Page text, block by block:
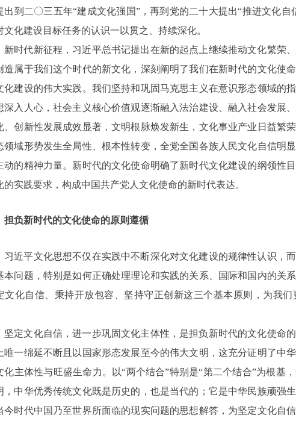
出到二〇三五年“建成文化强国”，再到党的二十大提出“推进文化
文化建设目标任务的认识一以贯之、持续深化。
新时代新征程，习近平总书记提出在新的起点上继续推动文化繁荣
造属于我们这个时代的新文化，深刻阐明了我们在新时代的文化使
化建设的伟大实践。我们坚持和巩固马克思主义在意识形态领域的
深入人心，社会主义核心价值观逐渐融入法治建设、融入社会发展
、创新性发展成效显著，文明根脉焕发新生，文化事业产业日益繁
领域形势发生全局性、根本性转变，全党全国各族人民文化自信明
动的精神力量。新时代的文化使命明确了新时代文化建设的纲领性
的实践要求，构成中国共产党人文化使命的新时代表达。
担负新时代的文化使命的原则遵循
习近平文化思想不仅在实践中不断深化对文化建设的规律性认识，
本问题，特别是如何正确处理理论和实践的关系、国际和国内的关
文化自信、秉持开放包容、坚持守正创新这三个基本原则，为我
坚定文化自信，进一步巩固文化主体性，是担负新时代的文化使命
唯一绵延不断且以国家形态发展至今的伟大文明，这充分证明了中
化主体性与旺盛生命力。以“两个结合”特别是“第二个结合”为根基
，中华优秀传统文化既是历史的，也是当代的；它是中华民族顽强
今时代中国乃至世界所面临的现实问题的思想解答，为坚定文化自